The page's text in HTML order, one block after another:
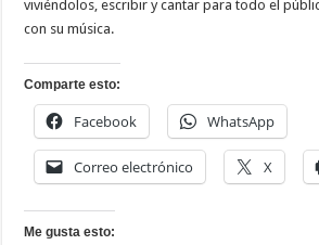
viviéndolos, escribir y cantar para todo el
con su música.
Comparte esto:
Facebook WhatsApp
Correo electrónico X
Me gusta esto: